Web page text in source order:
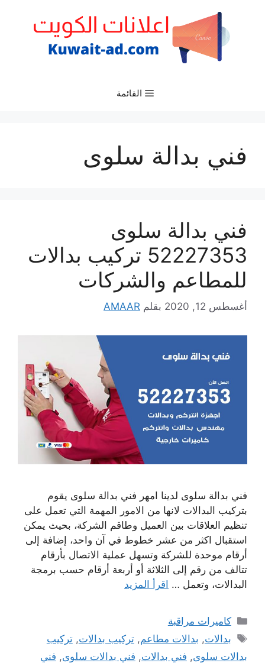
القائمة
فني بدالة سلوى
فني بدالة سلوى
52227353 تركيب بدالات
للمطاعم والشركات
أغسطس 12, 2020 بقلم AMAAR
فني بدالة سلوى لدينا امهر فني بدالة سلوى يقوم
بتركيب البدالات لانها من الامور المهمة التي تعمل على
تنظيم العلاقات بين العميل وطاقم الشركة، بحيث يمكن
استقبال اكثر من عشر خطوط في آن واحد، إضافة إلى
أرقام موحدة للشركة وتسهل عملية الاتصال بأرقام
تتالف من رقم إلى الثلاثة أو أربعة أرقام حسب برمجة
البدالات، وتعمل … اقرأ المزيد
التصنيفات
كاميرات مراقبة
الوسوم
بدالات, بدالات مطاعم,تركيب بدالات,تركيب
بدالات سلوى, فني بدالات, فني بدالات سلوى, فني